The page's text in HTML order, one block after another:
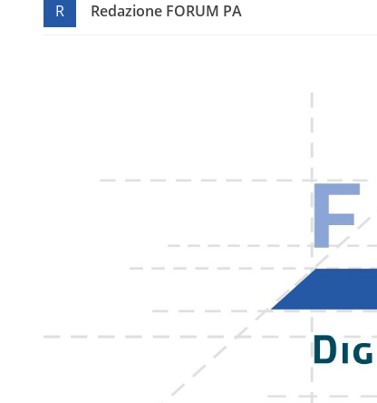
R Redazione FORUM PA